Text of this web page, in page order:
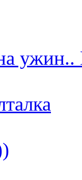
ужин..